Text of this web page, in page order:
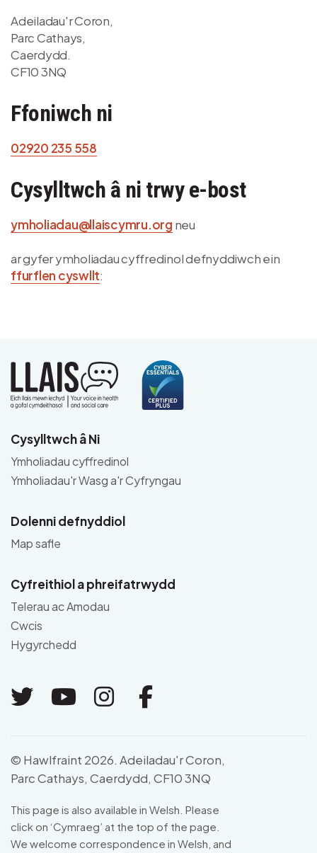
Adeiladau'r Coron,
Parc Cathays,
Caerdydd.
CF10 3NQ
Ffoniwch ni
02920 235 558
Cysylltwch â ni trwy e-bost
ymholiadau@llaiscymru.org neu
ar gyfer ymholiadau cyffredinol defnyddiwch ein
ffurflen cyswllt:
Cysylltwch â Ni
Ymholiadau cyffredinol
Ymholiadau'r Wasg a'r Cyfryngau
Dolenni defnyddiol
Map safle
Cyfreithiol a phreifatrwydd
Telerau ac Amodau
Cwcis
Hygyrchedd
Link to Twitter
Link to Youtube
Link to Instagram
Link to
© Hawlfraint 2026. Adeiladau'r Coron,
Parc Cathays, Caerdydd, CF10 3NQ
This page is also available in Welsh. Please
click on ‘Cymraeg’ at the top of the page.
We welcome correspondence in Welsh, and